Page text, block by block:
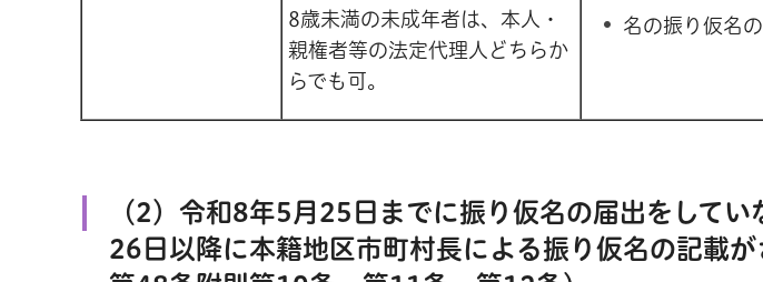
8歳未満の未成年者は、本人・
親権者等の法定代理人どちらか
らでも可。
名の振り仮名
（2）令和8年5月25日までに振り仮名の届出をしてい
26日以降に本籍地区市町村長による振り仮名の記載